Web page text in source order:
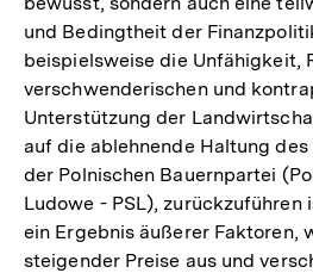
und Bedingtheit der
beispielsweise die Unfähigkeit,
verschwenderischen und
Unterstützung der
auf die ablehnende Haltung
der Polnischen Bauernpartei
Ludowe - PSL), zurückzuführen
ein Ergebnis äußerer Faktoren,
steigender Preise aus und